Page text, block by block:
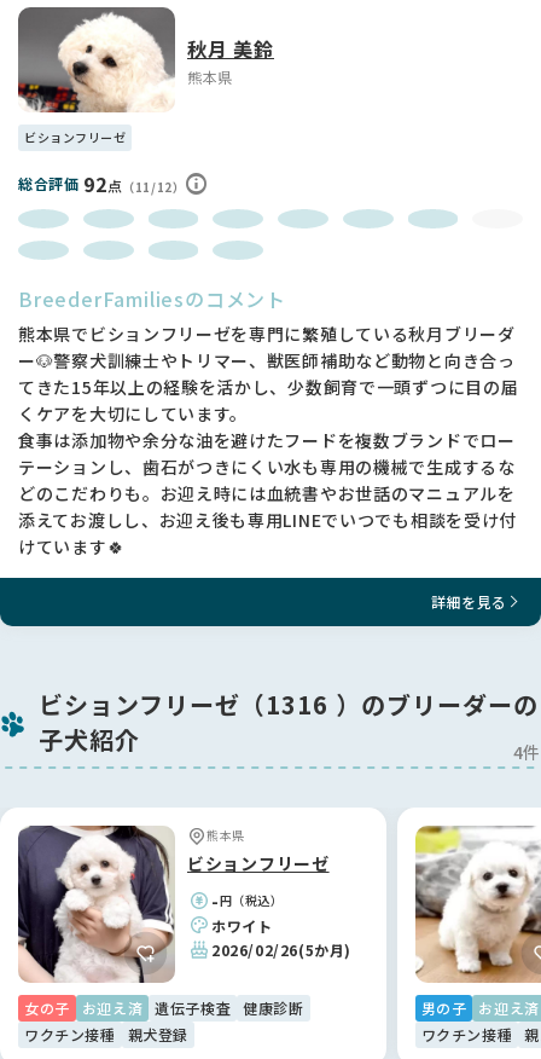
お迎えいただく前に、健康面の確認をしっかり行っておりま
す。 上記費用はすべて子犬代金に含まれておりますので、追加
費用はございません。
ーーーーーーーーーーーー
写真や動画では伝えきれない魅力がありますので、 ぜひ一
度、実際に会いにいらしてください☺️
「どんな子を選べばいいかわからない」 そんな方もご安心く
お迎え前からお迎え後まで、しっかりサポートさせていただき
ます。
気になることや不安なことも、どんな小さなことでも大丈夫で
す。 お気軽にご相談ください💌
※成犬時の体重はあくまで目安となります。個体差がございま
すので予めご了承ください。
秋月 美鈴
熊本県
ビションフリーゼ
総合評価 92点 （11/12）
BreederFamiliesのコメント
熊本県でビションフリーゼを専門に繁殖している秋月ブリーダ
ー🐶警察犬訓練士やトリマー、獣医師補助など動物と向き合っ
てきた15年以上の経験を活かし、少数飼育で一頭ずつに目の届
くケアを大切にしています。
食事は添加物や余分な油を避けたフードを複数ブランドでロー
テーションし、歯石がつきにくい水も専用の機械で生成するな
どのこだわりも。お迎え時には血統書やお世話のマニュアルを
添えてお渡しし、お迎え後も専用LINEでいつでも相談を受け付
けています🍀
詳細を見る
ビションフリーゼ（1316 ）のブリーダーの
子犬紹介
4件
熊本県
ビションフリーゼ
-円（税込）
ホワイト
2026/02/26(5か月)
女の子 お迎え済 遺伝子検査
健康診断
ワクチン接種
親犬登録
男の子
お迎え済
ワクチン接種